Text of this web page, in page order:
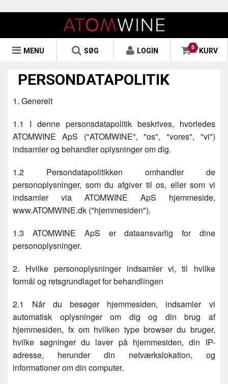
0 KURV
LOGIN
SØG
MENU
PERSONDATAPOLITIK
1. Generelt
1.1 I denne personsdatapolitik beskrives, hvorledes
ATOMWINE ApS ("ATOMWINE", "os", "vores", "vi")
indsamler og behandler oplysninger om dig.
1.2 Persondatapolitikken omhandler de
personoplysninger, som du afgiver til os, eller som vi
indsamler via ATOMWINE ApS hjemmeside,
www.ATOMWINE.dk ("hjemmesiden").
1.3 ATOMWINE ApS er dataansvarlig for dine
personoplysninger.
2. Hvilke personoplysninger indsamler vi, til hvilke
formål og retsgrundlaget for behandlingen
2.1 Når du besøger hjemmesiden, indsamler vi
automatisk oplysninger om dig og din brug af
hjemmesiden, fx om hvilken type browser du bruger,
hvilke søgninger du laver på hjemmesiden, din IP-
adresse, herunder din netværkslokation, og
informationer om din computer.